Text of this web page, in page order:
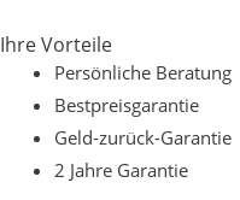
Inhalt
springen
Ihre Vorteile
Persönliche Beratung
Bestpreisgarantie
Geld-zurück-Garantie
2 Jahre Garantie